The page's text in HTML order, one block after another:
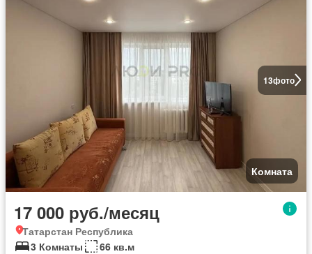
13фото
Комната
17 000 руб./месяц
Татарстан Республика
3 Комнаты
66 кв.м